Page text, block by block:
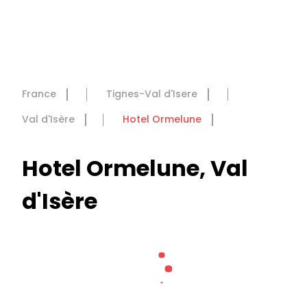
France
Tignes-Val d'Isere
Val d'Isère
Hotel Ormelune
Hotel Ormelune, Val
d'Isère